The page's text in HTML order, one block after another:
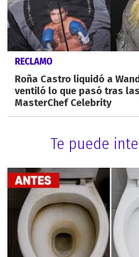
RECLAMO
Roña Castro liquidó a
ventiló lo que pasó tras
MasterChef Celebrity
Te puede